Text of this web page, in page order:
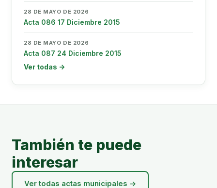
28 DE MAYO DE 2026
Acta 086 17 Diciembre 2015
28 DE MAYO DE 2026
Acta 087 24 Diciembre 2015
Ver todas →
También te puede
interesar
Ver todas actas municipales →